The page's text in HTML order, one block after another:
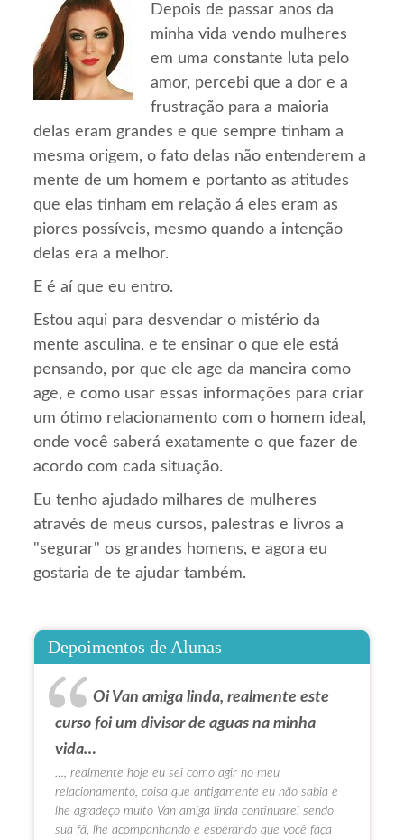
Depois de passar anos da
minha vida vendo mulheres
em uma constante luta pelo
amor, percebi que a dor e a
frustração para a maioria
delas eram grandes e que sempre tinham a
mesma origem, o fato delas não entenderem a
mente de um homem e portanto as atitudes
que elas tinham em relação á eles eram as
piores possíveis, mesmo quando a intenção
delas era a melhor.
E é aí que eu entro.
Estou aqui para desvendar o mistério da
mente asculina, e te ensinar o que ele está
pensando, por que ele age da maneira como
age, e como usar essas informações para criar
um ótimo relacionamento com o homem ideal,
onde você saberá exatamente o que fazer de
acordo com cada situação.
Eu tenho ajudado milhares de mulheres
através de meus cursos, palestras e livros a
"segurar" os grandes homens, e agora eu
gostaria de te ajudar também.
Depoimentos de Alunas
Oi Van amiga linda, realmente este
curso foi um divisor de aguas na minha
vida…
…, realmente hoje eu sei como agir no meu
relacionamento, coisa que antigamente eu não sabia e
lhe agradeço muito Van amiga linda continuarei sendo
sua fã, lhe acompanhando e esperando que você faça